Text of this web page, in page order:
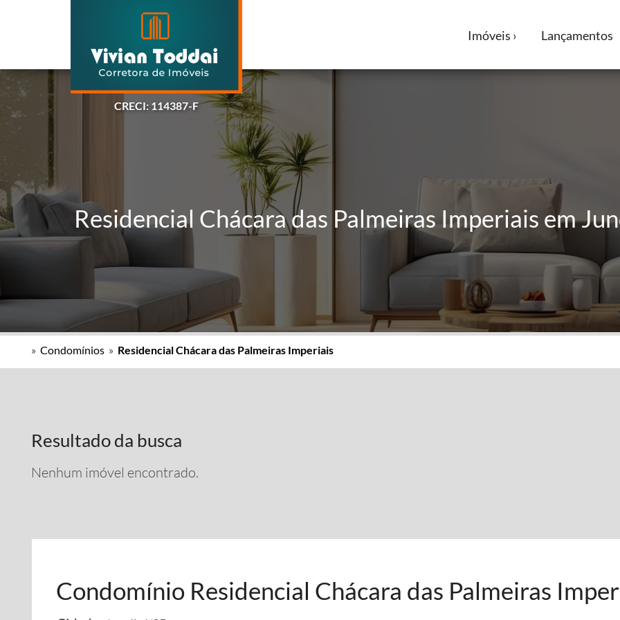
CRECI: 114387-F
Imóveis › Lançamentos
Residencial Chácara das Palmeiras Imperiais em
» Condomínios » Residencial Chácara das Palmeiras Imperiais
Resultado da busca
Nenhum imóvel encontrado.
Condomínio Residencial Chácara das Palmeiras